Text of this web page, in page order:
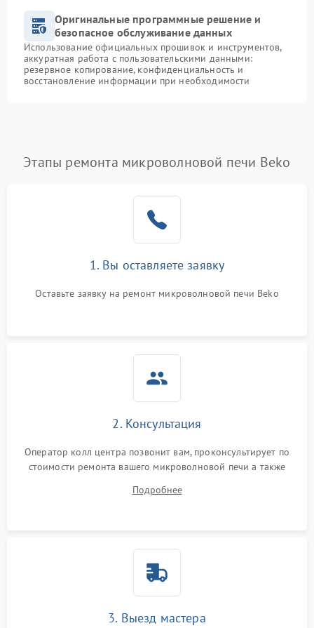
Оригинальные программные решение и
безопасное обслуживание данных
Использование официальных прошивок и инструментов,
аккуратная работа с пользовательскими данными:
резервное копирование, конфиденциальность и
восстановление информации при необходимости
Этапы ремонта микроволновой печи Beko
1. Вы оставляете заявку
Оставьте заявку на ремонт микроволновой печи Beko
2. Консультация
Оператор колл центра позвонит вам, проконсультирует по
стоимости ремонта вашего микроволновой печи а также
Подробнее
3. Выезд мастера